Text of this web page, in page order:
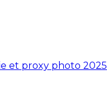
et proxy photo 2025